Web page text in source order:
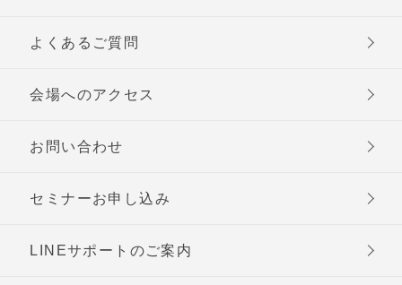
よくあるご質問
会場へのアクセス
お問い合わせ
セミナーお申し込み
LINEサポートのご案内